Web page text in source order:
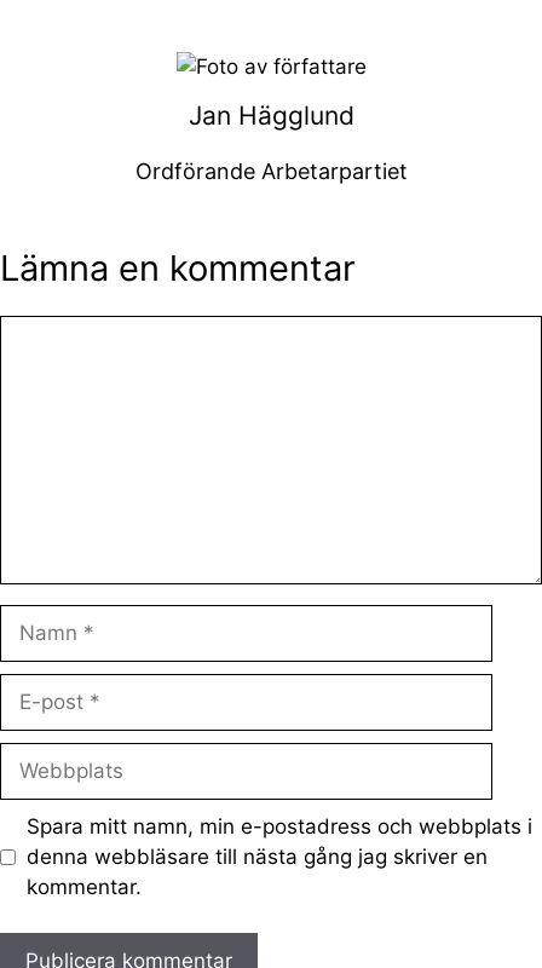
Jan Hägglund
Ordförande Arbetarpartiet
Lämna en kommentar
post
Spara mitt namn, min e-postadress och webbplats i
denna webbläsare till nästa gång jag skriver en
kommentar.